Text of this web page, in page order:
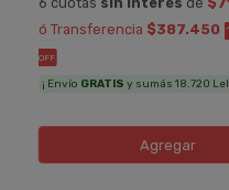
ó Transferencia $387.450
OFF
¡ Envío GRATIS y sumás 18.720
Agregar